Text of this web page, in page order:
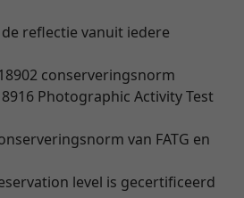
reflectie vanuit iedere
conserveringsnorm
Photographic Activity Test
van FATG en
level is gecertificeerd